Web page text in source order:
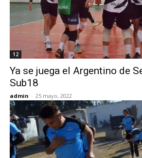
12
Ya se juega el Argentino de
Sub18
admin - 25 mayo, 2022